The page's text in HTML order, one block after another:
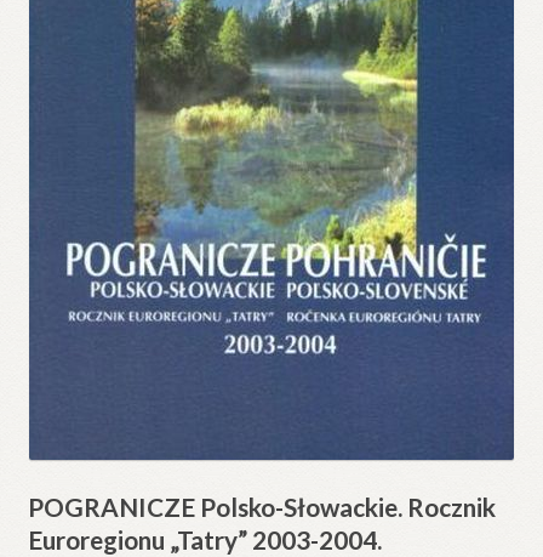
POGRANICZE Polsko-Słowackie. Rocznik
Euroregionu „Tatry” 2003-2004.